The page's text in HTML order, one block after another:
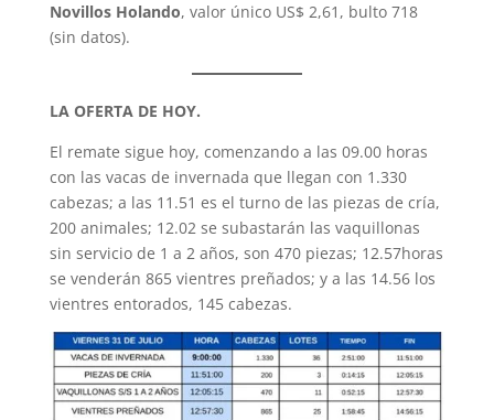
Novillos Holando, valor único US$ 2,61, bulto 718
(sin datos).
LA OFERTA DE HOY.
El remate sigue hoy, comenzando a las 09.00 horas
con las vacas de invernada que llegan con 1.330
cabezas; a las 11.51 es el turno de las piezas de cría,
200 animales; 12.02 se subastarán las vaquillonas
sin servicio de 1 a 2 años, son 470 piezas; 12.57horas
se venderán 865 vientres preñados; y a las 14.56 los
vientres entorados, 145 cabezas.